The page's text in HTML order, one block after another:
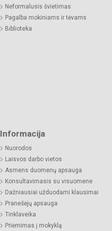
Neformalusis švietimas
Pagalba mokiniams ir tėvams
Biblioteka
Informacija
Nuorodos
Laisvos darbo vietos
Asmens duomenų apsauga
Konsultavimasis su visuomene
Dažniausiai užduodami klausimai
Pranešėjų apsauga
Tinklaveika
Priėmimas į mokyklą